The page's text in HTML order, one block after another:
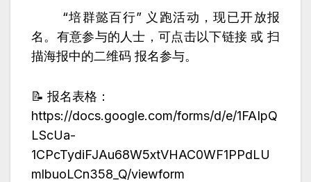
“培群懿百行” 义跑活动，现已开放报
名。有意参与的人士，可点击以下链接 或 扫
描海报中的二维码 报名参与。
📝 报名表格：
https://docs.google.com/forms/d/e/1FAIpQ
LScUa-
1CPcTydiFJAu68W5xtVHAC0WF1PPdLU
mlbuoLCn358_Q/viewform